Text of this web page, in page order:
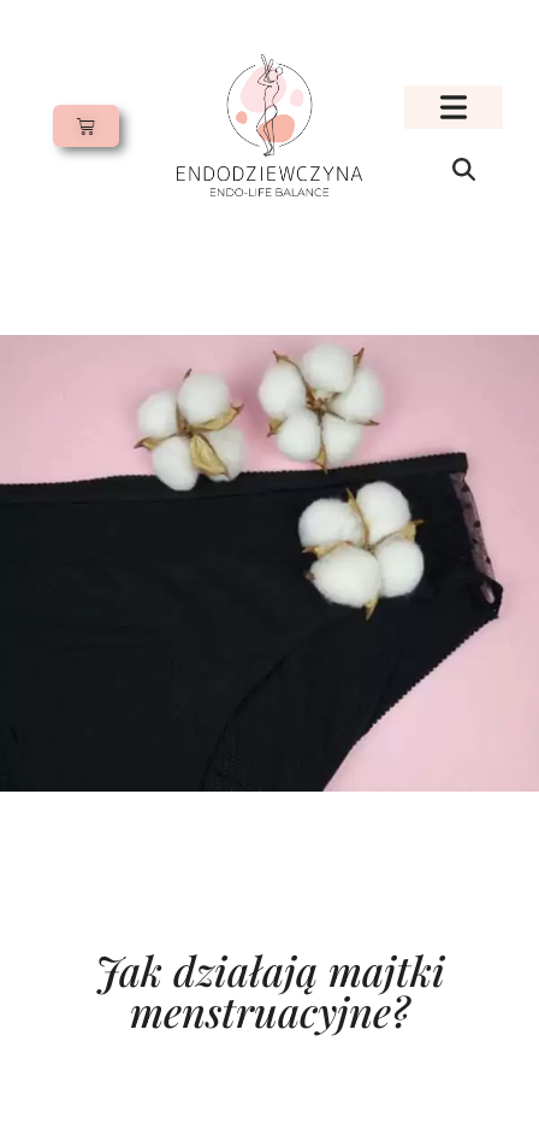
Jak działają majtki
menstruacyjne?